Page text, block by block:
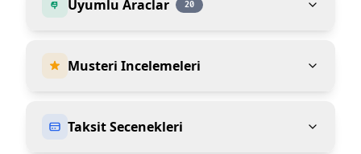
Uyumlu Araclar 20
Musteri Incelemeleri
Taksit Secenekleri